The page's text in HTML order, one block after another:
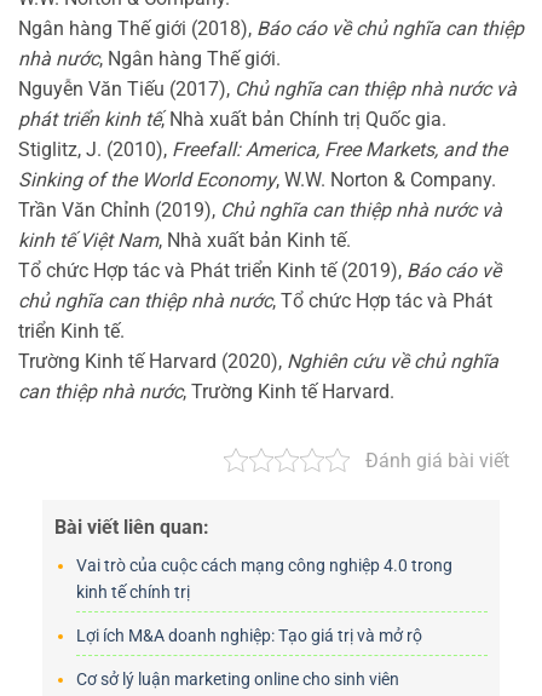
Ngân hàng Thế giới (2018), Báo cáo về chủ nghĩa can thiệp
nhà nước, Ngân hàng Thế giới.
Nguyễn Văn Tiếu (2017), Chủ nghĩa can thiệp nhà nước và
phát triển kinh tế, Nhà xuất bản Chính trị Quốc gia.
Stiglitz, J. (2010), Freefall: America, Free Markets, and the
Sinking of the World Economy, W.W. Norton & Company.
Trần Văn Chỉnh (2019), Chủ nghĩa can thiệp nhà nước và
kinh tế Việt Nam, Nhà xuất bản Kinh tế.
Tổ chức Hợp tác và Phát triển Kinh tế (2019), Báo cáo về
chủ nghĩa can thiệp nhà nước, Tổ chức Hợp tác và Phát
triển Kinh tế.
Trường Kinh tế Harvard (2020), Nghiên cứu về chủ nghĩa
can thiệp nhà nước, Trường Kinh tế Harvard.
Đánh giá bài viết
Bài viết liên quan:
Vai trò của cuộc cách mạng công nghiệp 4.0 trong
kinh tế chính trị
Lợi ích M&A doanh nghiệp: Tạo giá trị và mở rộ
Cơ sở lý luận marketing online cho sinh viên